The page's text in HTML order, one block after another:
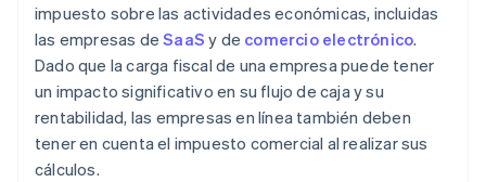
impuesto sobre las actividades económicas, incluidas
las empresas deSaaS y de comercio electrónico.
Dado que la carga fiscal de una empresa puede tener
un impacto significativo en su flujo de caja y su
rentabilidad, las empresas en línea también deben
tener en cuenta el impuesto comercial al realizar sus
cálculos.